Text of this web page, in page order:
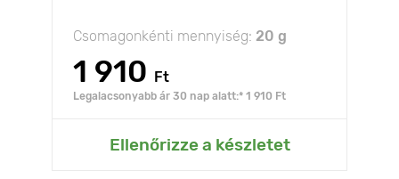
Csomagonkénti mennyiség: 20 g
1 910 Ft
Legalacsonyabb ár 30 nap alatt:* 1 910 Ft
Ellenőrizze a készletet